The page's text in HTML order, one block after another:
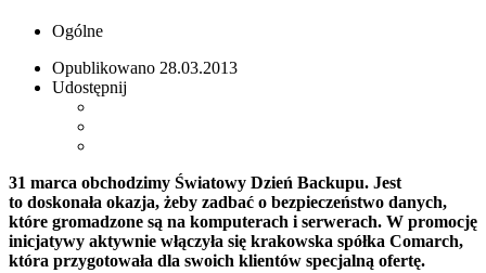
Ogólne
Opublikowano 28.03.2013
Udostępnij
31 marca obchodzimy Światowy Dzień Backupu. Jest
to doskonała okazja, żeby zadbać o bezpieczeństwo danych,
które gromadzone są na komputerach i serwerach. W promocję
inicjatywy aktywnie włączyła się krakowska spółka Comarch,
która przygotowała dla swoich klientów specjalną ofertę.